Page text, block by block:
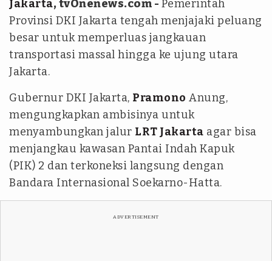
Jakarta, tvOnenews.com - Pemerintah
Provinsi DKI Jakarta tengah menjajaki peluang
besar untuk memperluas jangkauan
transportasi massal hingga ke ujung utara
Jakarta.
Gubernur DKI Jakarta, Pramono Anung,
mengungkapkan ambisinya untuk
menyambungkan jalur LRT Jakarta agar bisa
menjangkau kawasan Pantai Indah Kapuk
(PIK) 2 dan terkoneksi langsung dengan
Bandara Internasional Soekarno-Hatta.
ADVERTISEMENT